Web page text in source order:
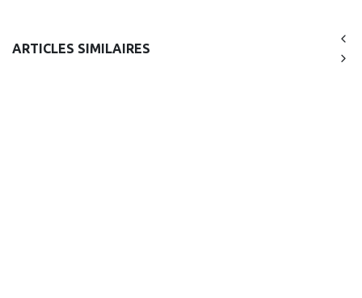
ARTICLES SIMILAIRES